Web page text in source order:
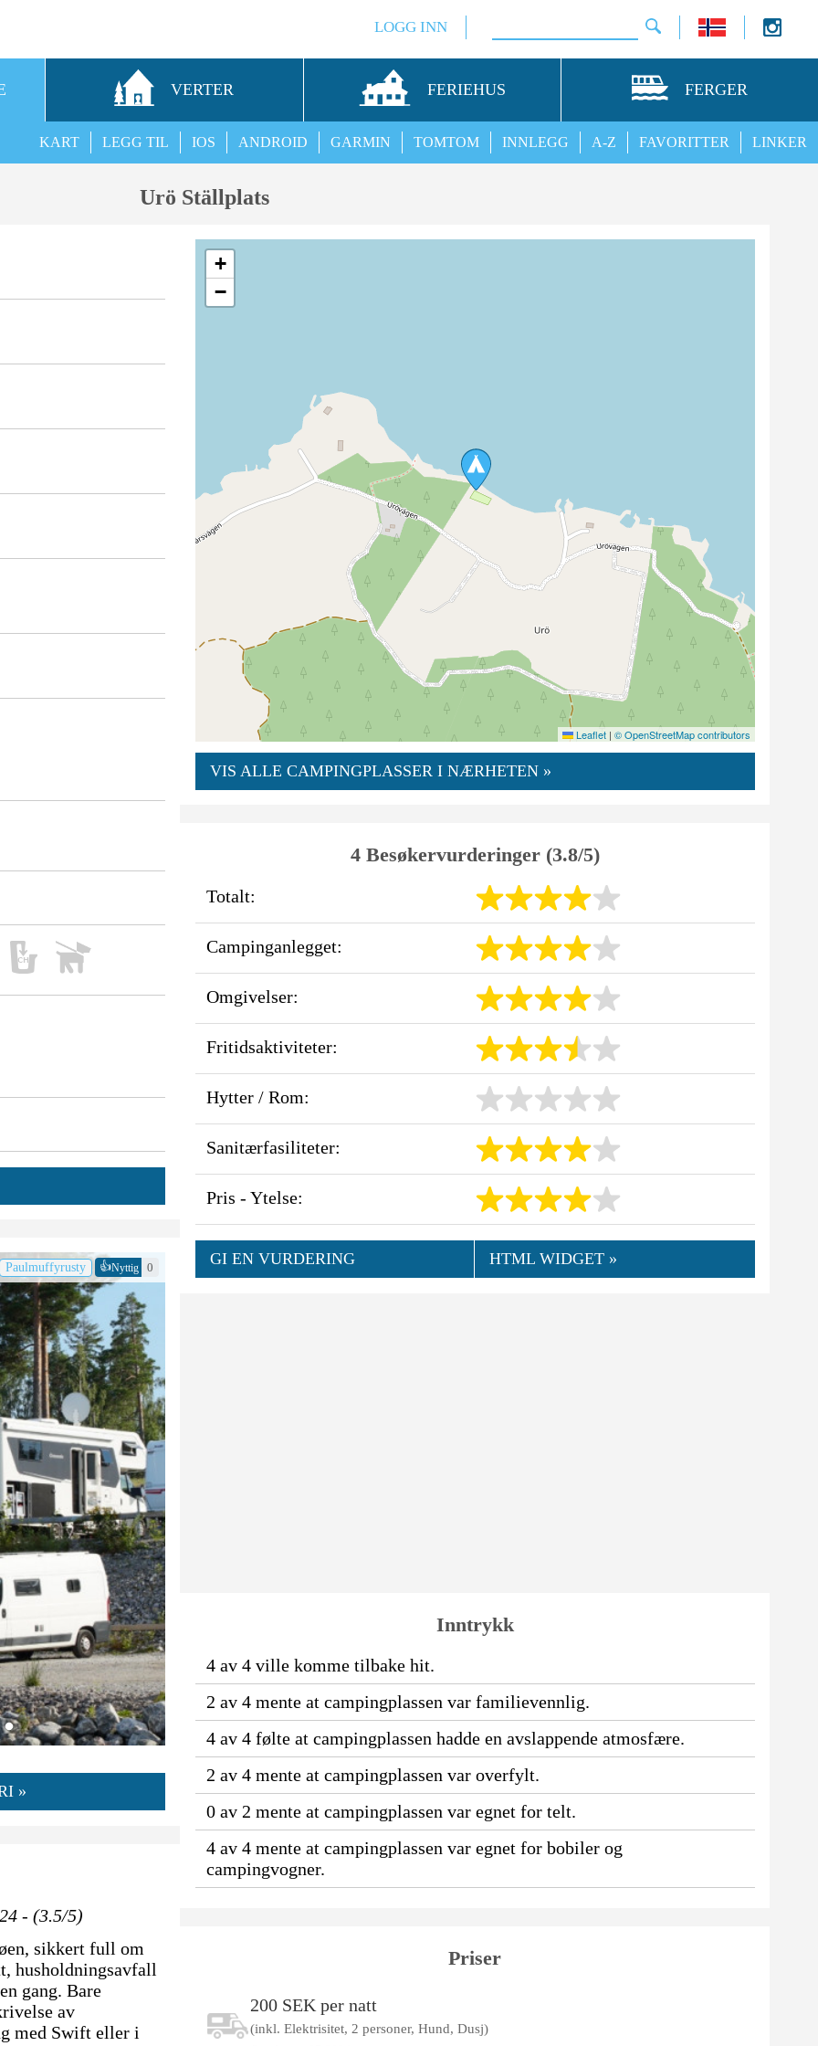
LOGG INN
VERTER FERIEHUS FERGER
LINKER
FAVORITTER
A-Z
INNLEGG
TOMTOM
GARMIN
ANDROID
IOS
LEGG TIL
KART
Urö Ställplats
Paulmuffyrusty 👍Nyttig 0 08.2024 Paulmuffyrusty
»
- (3.5/5)
sikkert full om
husholdningsavfall
gang. Bare
av
med Swift eller i
+
−
Leaflet | © OpenStreetMap contributors
VIS ALLE CAMPINGPLASSER I NÆRHETEN »
4 Besøkervurderinger (3.8/5)
Totalt:
Campinganlegget:
Omgivelser:
Fritidsaktiviteter:
Hytter / Rom:
Sanitærfasiliteter:
Pris - Ytelse:
GI EN VURDERING HTML WIDGET »
Inntrykk
4 av 4 ville komme tilbake hit.
2 av 4 mente at campingplassen var familievennlig.
4 av 4 følte at campingplassen hadde en avslappende atmosfære.
2 av 4 mente at campingplassen var overfylt.
0 av 2 mente at campingplassen var egnet for telt.
4 av 4 mente at campingplassen var egnet for bobiler og
campingvogner.
Priser
200 SEK per natt
(inkl. Elektrisitet, 2 personer, Hund, Dusj)